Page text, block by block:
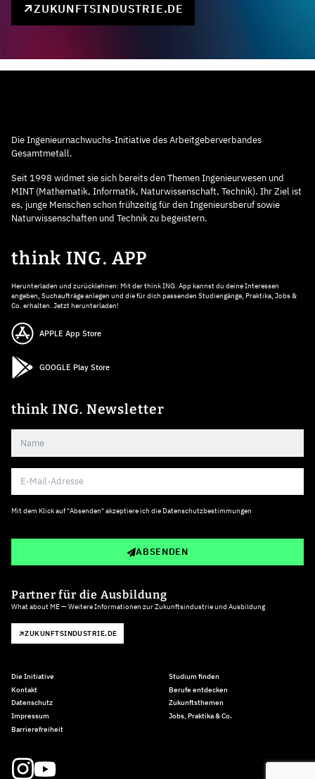
ZUKUNFTSINDUSTRIE.DE
Die Ingenieurnachwuchs-Initiative des Arbeitgeberverbandes
Gesamtmetall.
Seit 1998 widmet sie sich bereits den Themen Ingenieurwesen und
MINT (Mathematik, Informatik, Naturwissenschaft, Technik). Ihr Ziel ist
es, junge Menschen schon frühzeitig für den Ingenieursberuf sowie
Naturwissenschaften und Technik zu begeistern.
think ING. APP
Herunterladen und zurücklehnen: Mit der think ING. App kannst du deine Interessen
angeben, Suchaufträge anlegen und die für dich passenden Studiengänge, Praktika, Jobs &
Co. erhalten. Jetzt herunterladen!
APPLE App Store
GOOGLE Play Store
think ING. Newsletter
Mit dem Klick auf "Absenden" akzeptiere ich die Datenschutzbestimmungen
ABSENDEN
Partner für die Ausbildung
What about ME — Weitere Informationen zur Zukunftsindustrie und Ausbildung
ZUKUNFTSINDUSTRIE.DE
Die Initiative
Kontakt
Datenschutz
Impressum
Barrierefreiheit
Studium finden
Berufe entdecken
Zukunftsthemen
Jobs, Praktika & Co.